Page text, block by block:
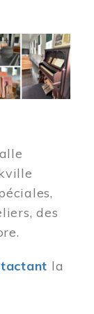
des
la